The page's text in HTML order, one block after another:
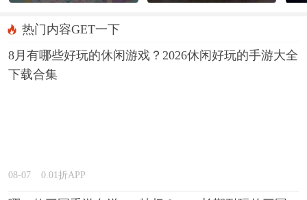
热门内容GET一下
8月有哪些好玩的休闲游戏？2026休闲好玩的手游大全
下载合集
08-07 0.01折APP